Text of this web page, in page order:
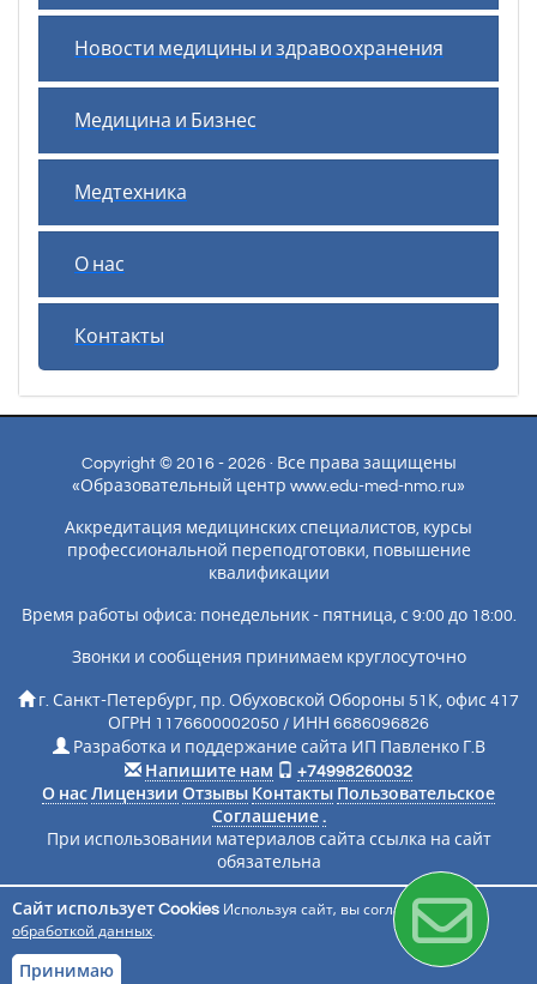
Новости медицины и здравоохранения
Медицина и Бизнес
Медтехника
О нас
Контакты
Copyright © 2016 - 2026 · Все права защищены
«Образовательный центр www.edu-med-nmo.ru»
Аккредитация медицинских специалистов, курсы
профессиональной переподготовки, повышение
квалификации
Время работы офиса: понедельник - пятница, с 9:00 до 18:00.
Звонки и сообщения принимаем круглосуточно
г. Санкт-Петербург, пр. Обуховской Обороны 51К, офис 417
ОГРН 1176600002050 / ИНН 6686096826
Разработка и поддержание сайта ИП Павленко Г.В
Напишите нам
+74998260032
О нас Лицензии Отзывы Контакты Пользовательское
Соглашение .
При использовании материалов сайта ссылка на сайт
обязательна
Подписаться на новости
Сайт использует Cookies Используя сайт, вы соглашаетесь с
обработкой данных.
Принимаю